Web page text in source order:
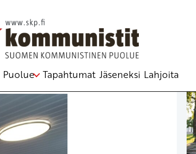
Puolue Tapahtumat Jäseneksi Lahjoita